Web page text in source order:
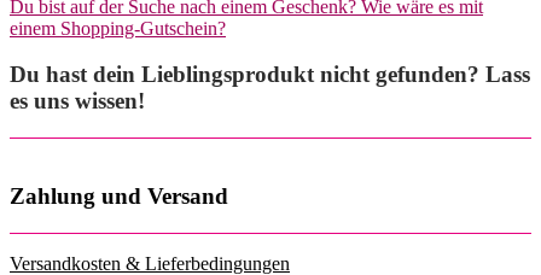
Du bist auf der Suche nach einem Geschenk? Wie wäre es mit
einem Shopping-Gutschein?
Du hast dein Lieblingsprodukt nicht gefunden? Lass
es uns wissen!
Zahlung und Versand
Versandkosten & Lieferbedingungen